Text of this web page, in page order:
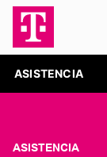
ASISTENCIA
ASISTENCIA